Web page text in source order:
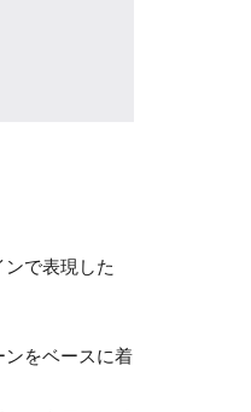
で表現した
ンをベースに着